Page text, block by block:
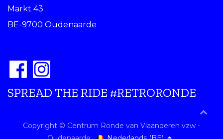
Markt 43
BE-9700 Oudenaarde
SPREAD THE RIDE #RETRORONDE
Copyright © Centrum Ronde van Vlaanderen vzw -